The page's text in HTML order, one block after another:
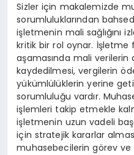
Sizler için makalemizde
sorumluluklarından
işletmenin mali sağlığını
kritik bir rol oynar. İşletme
aşamasında mali verilerin
kaydedilmesi, vergilerin
yükümlülüklerin yerine
sorumluluğu vardır.
işlemleri takip etmekle
işletmenin uzun vadeli
için stratejik kararlar
muhasebecilerin görev ve